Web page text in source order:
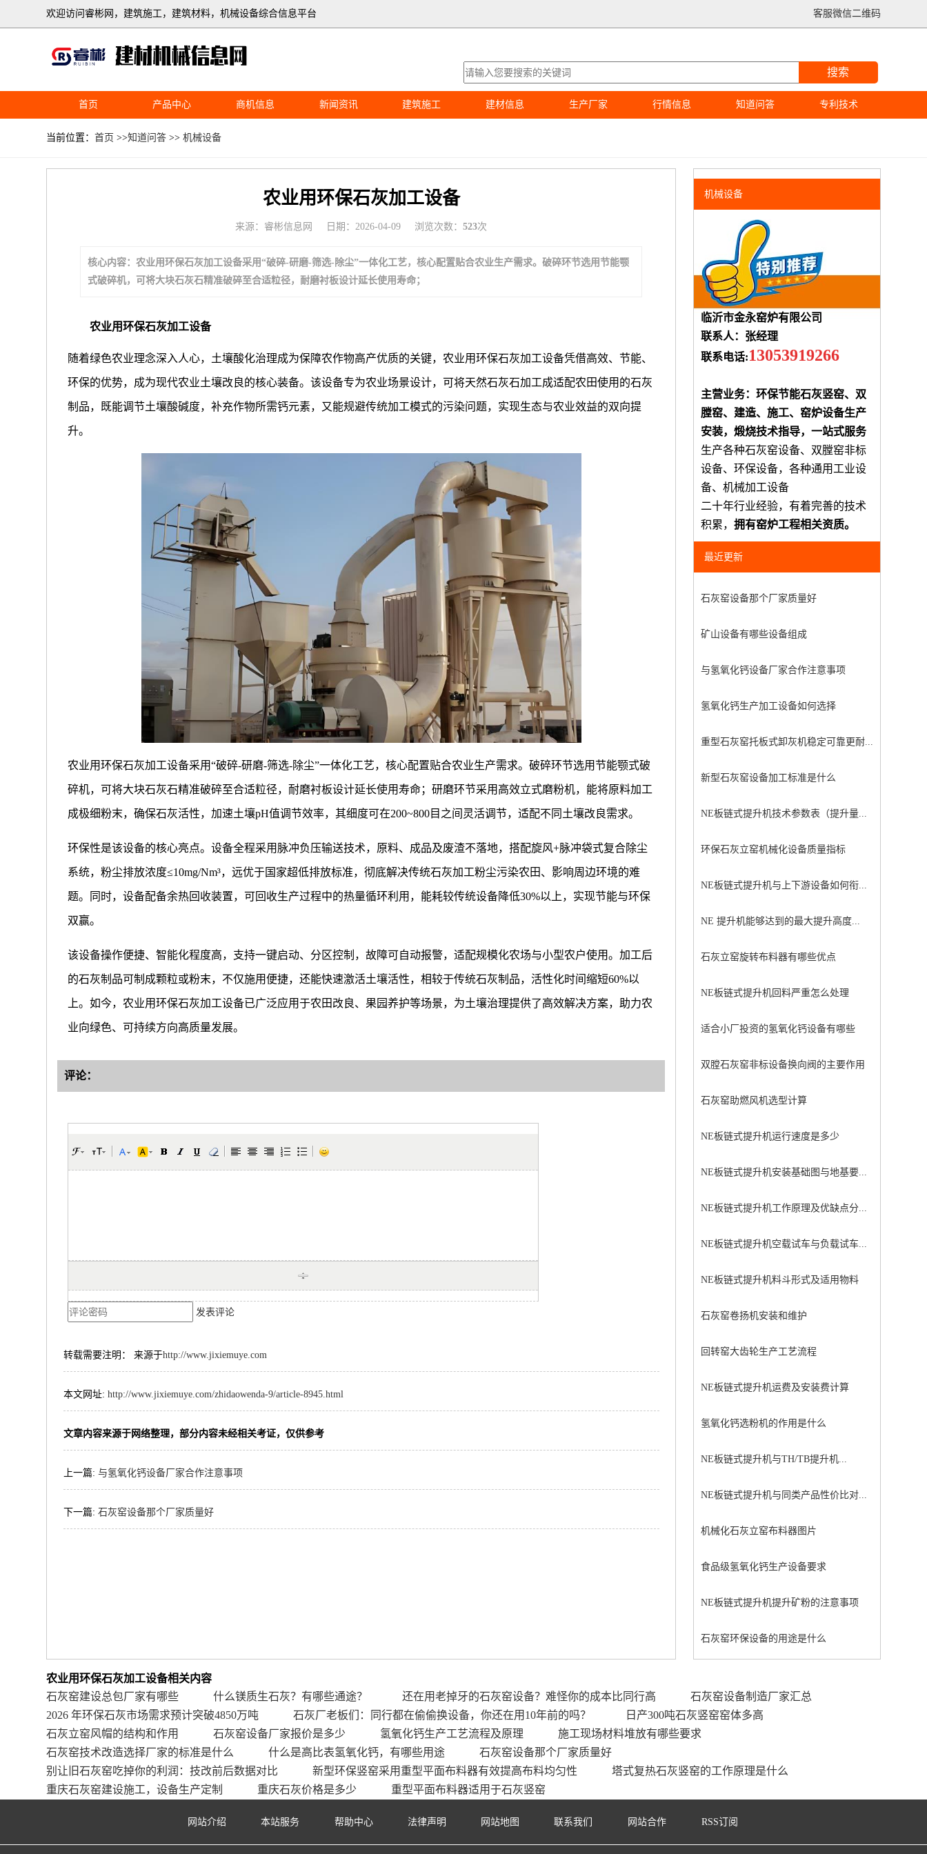
客服微信二维码
欢迎访问睿彬网，建筑施工，建筑材料，机械设备综合信息平台
搜索
首页 产品中心 商机信息 新闻资讯 建筑施工 建材信息 生产厂家 行情信息 知道问答 专利技术
当前位置：首页 >>知道问答 >>机械设备
农业用环保石灰加工设备
来源：睿彬信息网 日期：2026-04-09 浏览次数：523次
核心内容：农业用环保石灰加工设备采用“破碎-研磨-筛选-除尘”一体化工艺，核心配置贴合农业生产需求。破碎环节选用节能颚
式破碎机，可将大块石灰石精准破碎至合适粒径，耐磨衬板设计延长使用寿命；
农业用环保石灰加工设备
随着绿色农业理念深入人心，土壤酸化治理成为保障农作物高产优质的关键，农业用环保石灰加工设备凭借高效、节能、
环保的优势，成为现代农业土壤改良的核心装备。该设备专为农业场景设计，可将天然石灰石加工成适配农田使用的石灰
制品，既能调节土壤酸碱度，补充作物所需钙元素，又能规避传统加工模式的污染问题，实现生态与农业效益的双向提
升。
农业用环保石灰加工设备采用“破碎-研磨-筛选-除尘”一体化工艺，核心配置贴合农业生产需求。破碎环节选用节能颚式破
碎机，可将大块石灰石精准破碎至合适粒径，耐磨衬板设计延长使用寿命；研磨环节采用高效立式磨粉机，能将原料加工
成极细粉末，确保石灰活性，加速土壤pH值调节效率，其细度可在200~800目之间灵活调节，适配不同土壤改良需求。
环保性是该设备的核心亮点。设备全程采用脉冲负压输送技术，原料、成品及废渣不落地，搭配旋风+脉冲袋式复合除尘
系统，粉尘排放浓度≤10mg/Nm³，远优于国家超低排放标准，彻底解决传统石灰加工粉尘污染农田、影响周边环境的难
题。同时，设备配备余热回收装置，可回收生产过程中的热量循环利用，能耗较传统设备降低30%以上，实现节能与环保
双赢。
该设备操作便捷、智能化程度高，支持一键启动、分区控制，故障可自动报警，适配规模化农场与小型农户使用。加工后
的石灰制品可制成颗粒或粉末，不仅施用便捷，还能快速激活土壤活性，相较于传统石灰制品，活性化时间缩短60%以
上。如今，农业用环保石灰加工设备已广泛应用于农田改良、果园养护等场景，为土壤治理提供了高效解决方案，助力农
业向绿色、可持续方向高质量发展。
评论：
发表评论
转载需要注明： 来源于http://www.jixiemuye.com
本文网址:http://www.jixiemuye.com/zhidaowenda-9/article-8945.html
文章内容来源于网络整理，部分内容未经相关考证，仅供参考
上一篇:与氢氧化钙设备厂家合作注意事项
下一篇:石灰窑设备那个厂家质量好
机械设备
临沂市金永窑炉有限公司
联系人：张经理
联系电话:13053919266
主营业务：环保节能石灰竖窑、双
膛窑、建造、施工、窑炉设备生产
安装，煅烧技术指导，一站式服务
生产各种石灰窑设备、双膛窑非标
设备、环保设备，各种通用工业设
备、机械加工设备
二十年行业经验，有着完善的技术
积累， 拥有窑炉工程相关资质。
最近更新
石灰窑设备那个厂家质量好
矿山设备有哪些设备组成
与氢氧化钙设备厂家合作注意事项
氢氧化钙生产加工设备如何选择
重型石灰窑托板式卸灰机稳定可靠更耐...
新型石灰窑设备加工标准是什么
NE板链式提升机技术参数表（提升量...
环保石灰立窑机械化设备质量指标
NE板链式提升机与上下游设备如何衔...
NE 提升机能够达到的最大提升高度...
石灰立窑旋转布料器有哪些优点
NE板链式提升机回料严重怎么处理
适合小厂投资的氢氧化钙设备有哪些
双膛石灰窑非标设备换向阀的主要作用
石灰窑助燃风机选型计算
NE板链式提升机运行速度是多少
NE板链式提升机安装基础图与地基要...
NE板链式提升机工作原理及优缺点分...
NE板链式提升机空载试车与负载试车...
NE板链式提升机料斗形式及适用物料
石灰窑卷扬机安装和维护
回转窑大齿轮生产工艺流程
NE板链式提升机运费及安装费计算
氢氧化钙选粉机的作用是什么
NE板链式提升机与TH/TB提升机...
NE板链式提升机与同类产品性价比对...
机械化石灰立窑布料器图片
食品级氢氧化钙生产设备要求
NE板链式提升机提升矿粉的注意事项
石灰窑环保设备的用途是什么
农业用环保石灰加工设备相关内容
石灰窑建设总包厂家有哪些
什么镁质生石灰？有哪些通途？ 还在用老掉牙的石灰窑设备？难怪你的成本比同行高
石灰窑设备制造厂家汇总
2026 年环保石灰市场需求预计突破4850万吨
石灰厂老板们：同行都在偷偷换设备，你还在用10年前的吗？
日产300吨石灰竖窑窑体多高
石灰立窑风帽的结构和作用
石灰窑设备厂家报价是多少 氢氧化钙生产工艺流程及原理
施工现场材料堆放有哪些要求
石灰窑技术改造选择厂家的标准是什么
什么是高比表氢氧化钙，有哪些用途
石灰窑设备那个厂家质量好
别让旧石灰窑吃掉你的利润：技改前后数据对比
新型环保竖窑采用重型平面布料器有效提高布料均匀性
塔式复热石灰竖窑的工作原理是什么
重庆石灰窑建设施工，设备生产定制
重庆石灰价格是多少 重型平面布料器适用于石灰竖窑
网站介绍 本站服务 帮助中心 法律声明 网站地图 联系我们 网站合作 RSS订阅